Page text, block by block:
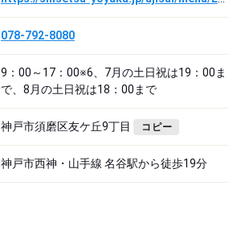
078-792-8080
9：00～17：00※6、7月の土日祝は19：00ま
で、8月の土日祝は18：00まで
神戸市須磨区友ケ丘9丁目 コピー
神戸市西神・山手線 名谷駅から徒歩19分